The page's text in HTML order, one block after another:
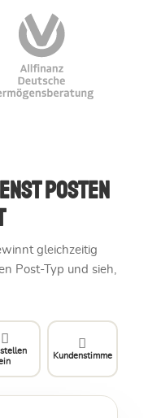
posten
gleichzeitig
Post-Typ und sieh,
Kundenstimme